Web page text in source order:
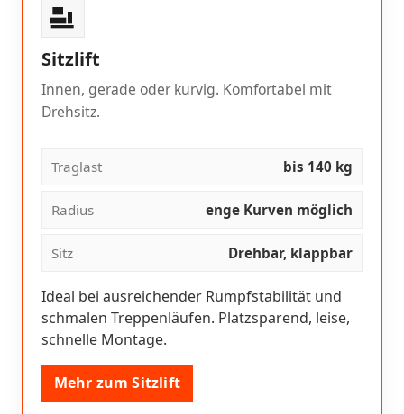
Sitzlift
Innen, gerade oder kurvig. Komfortabel mit
Drehsitz.
Traglast bis 140 kg
Radius enge Kurven möglich
Sitz Drehbar, klappbar
Ideal bei ausreichender Rumpfstabilität und
schmalen Treppenläufen. Platzsparend, leise,
schnelle Montage.
Mehr zum Sitzlift